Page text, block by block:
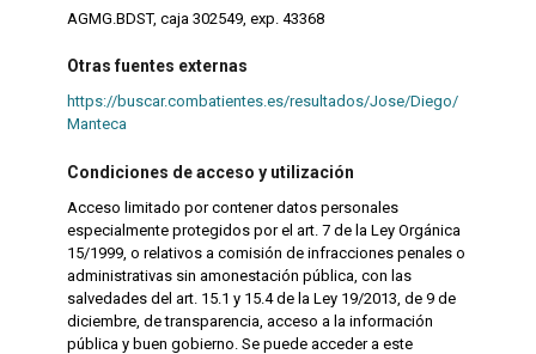
AGMG.BDST, caja 302549, exp. 43368
Otras fuentes externas
https://buscar.combatientes.es/resultados/Jose/Diego/
Manteca
Condiciones de acceso y utilización
Acceso limitado por contener datos personales
especialmente protegidos por el art. 7 de la Ley Orgánica
15/1999, o relativos a comisión de infracciones penales o
administrativas sin amonestación pública, con las
salvedades del art. 15.1 y 15.4 de la Ley 19/2013, de 9 de
diciembre, de transparencia, acceso a la información
pública y buen gobierno. Se puede acceder a este